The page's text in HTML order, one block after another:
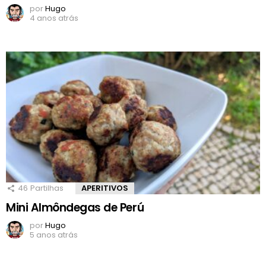
porHugo
4 anos atrás
46 Partilhas APERITIVOS
Mini Almôndegas de Perú
porHugo
5 anos atrás